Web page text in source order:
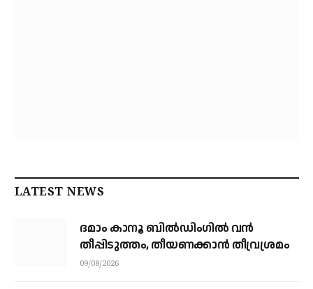
LATEST NEWS
ദമാം കാനൂ ബിൽഡിംഗിൽ വൻ
തീപ്പിടുത്തം, തീയണക്കാൻ തീവ്രശ്രമം
09/08/2026